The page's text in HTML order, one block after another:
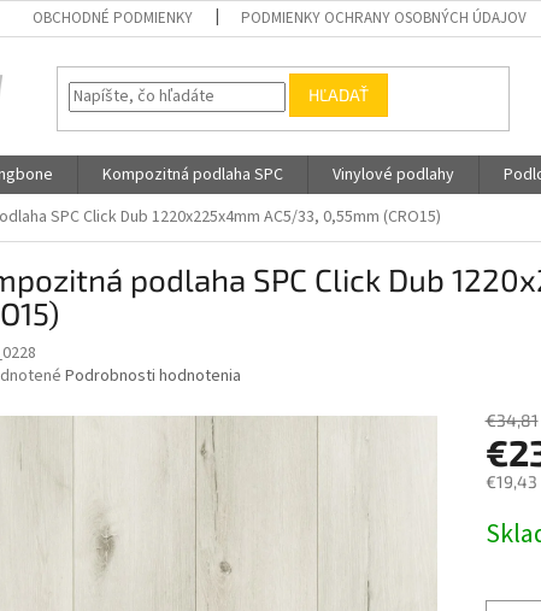
OBCHODNÉ PODMIENKY PODMIENKY OCHRANY OSOBNÝCH ÚDAJOV
HĽADAŤ
Kompozitná podlaha SPC Vinylové podlahy
SPC Click Dub 1220x225x4mm AC5/33, 0,55mm (CRO15)
podlaha SPC Click Dub
Podrobnosti hodnotenia
€34,81
€19,43
cena: